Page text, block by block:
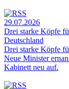
29.07.2026
Drei starke Köpfe
Deutschland
Drei starke Köpfe
Neue Minister
Kabinett neu auf.